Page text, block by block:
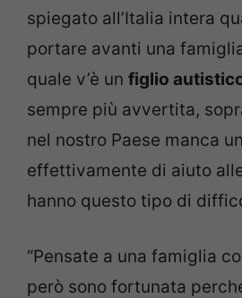
spiegato all’Italia intera
portare avanti una
quale v’è un figlio
sempre più avvertita,
nel nostro Paese manca
effettivamente di aiuto
hanno questo tipo di
“Pensate a una famiglia
però sono fortunata